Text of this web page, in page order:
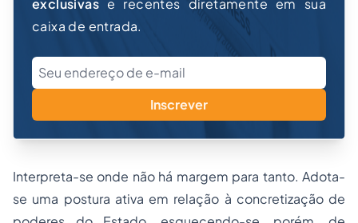
exclusivas e recentes diretamente em sua
caixa de entrada.
Inscrever
Interpreta-se onde não há margem para tanto. Adota-
se uma postura ativa em relação à concretização de